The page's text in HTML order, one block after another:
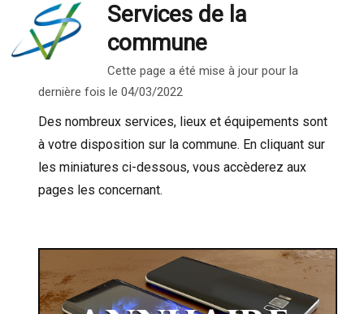
Services de la
commune
Cette page a été mise à jour pour la
dernière fois le 04/03/2022
Des nombreux services, lieux et équipements sont
à votre disposition sur la commune. En cliquant sur
les miniatures ci-dessous, vous accèderez aux
pages les concernant.